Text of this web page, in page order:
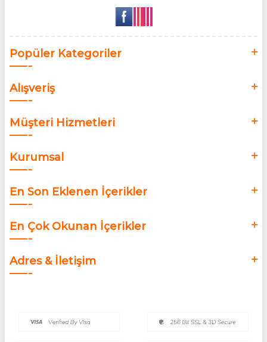
Popüler Kategoriler
Alışveriş
Müşteri Hizmetleri
Kurumsal
En Son Eklenen İçerikler
En Çok Okunan İçerikler
Adres & İletişim